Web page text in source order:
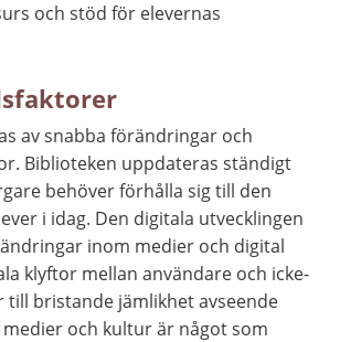
och stöd för elevernas
av snabba förändringar och
Biblioteken uppdateras ständigt
behöver förhålla sig till den
i idag. Den digitala utvecklingen
inom medier och digital
klyftor mellan användare och icke-
till bristande jämlikhet avseende
och kultur är något som